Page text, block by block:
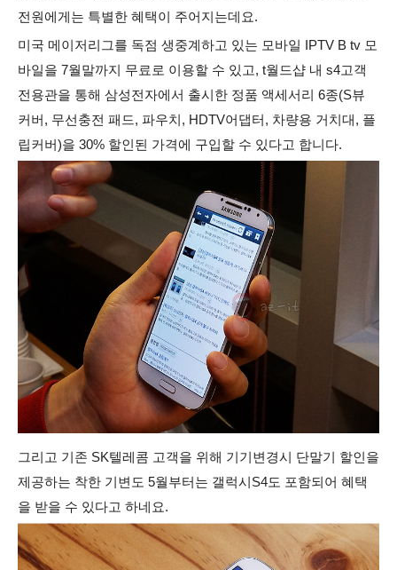
전원에게는 특별한 혜택이 주어지는데요.
미국 메이저리그를 독점 생중계하고 있는 모바일 IPTV B tv 모
바일을 7월말까지 무료로 이용할 수 있고, t월드샵 내 s4고객
전용관을 통해 삼성전자에서 출시한 정품 액세서리 6종(S뷰
커버, 무선충전 패드, 파우치, HDTV어댑터, 차량용 거치대, 플
립커버)을 30% 할인된 가격에 구입할 수 있다고 합니다.
그리고 기존 SK텔레콤 고객을 위해 기기변경시 단말기 할인을
제공하는 착한 기변도 5월부터는 갤럭시S4도 포함되어 혜택
을 받을 수 있다고 하네요.